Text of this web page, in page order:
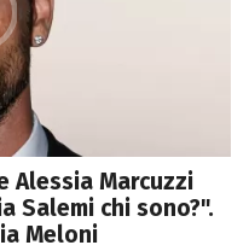
Alessia Marcuzzi
Salemi chi sono?".
Meloni